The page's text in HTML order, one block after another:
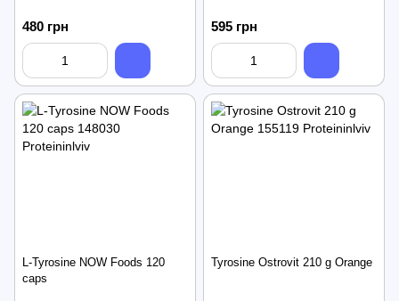
480 грн 595 грн
L-Tyrosine NOW Foods 120
сaps
Tyrosine Ostrovit 210 g Orange